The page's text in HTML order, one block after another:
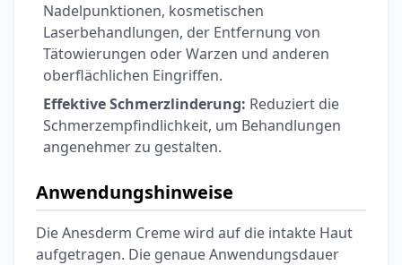
Nadelpunktionen, kosmetischen
Laserbehandlungen, der Entfernung von
Tätowierungen oder Warzen und anderen
oberflächlichen Eingriffen.
Effektive Schmerzlinderung: Reduziert die
Schmerzempfindlichkeit, um Behandlungen
angenehmer zu gestalten.
Anwendungshinweise
Die Anesderm Creme wird auf die intakte Haut
aufgetragen. Die genaue Anwendungsdauer